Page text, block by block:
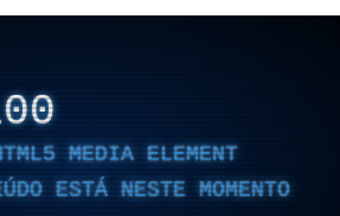
MEDIA ELEMENT
MEDIA ELEMENT
ESTÁ NESTE MOMENTO